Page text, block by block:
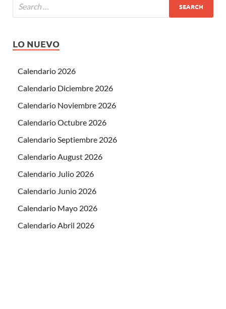
LO NUEVO
Calendario 2026
Calendario Diciembre 2026
Calendario Noviembre 2026
Calendario Octubre 2026
Calendario Septiembre 2026
Calendario August 2026
Calendario Julio 2026
Calendario Junio 2026
Calendario Mayo 2026
Calendario Abril 2026